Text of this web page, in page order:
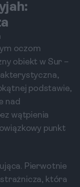
oczom
obiekt w Sur –
podstawie,
nad
wątpienia
punkt
Pierwotnie
strażnicza, która